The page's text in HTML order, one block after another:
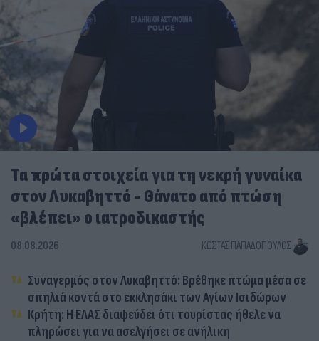
Τα πρώτα στοιχεία για τη νεκρή γυναίκα
στον Λυκαβηττό - Θάνατο από πτώση
«βλέπει» ο ιατροδικαστής
08.08.2026 ΚΏΣΤΑΣ ΠΑΠΑΔΌΠΟΥΛΟΣ
Συναγερμός στον Λυκαβηττό: Βρέθηκε πτώμα μέσα σε
σπηλιά κοντά στο εκκλησάκι των Αγίων Ισιδώρων
Κρήτη: Η ΕΛΑΣ διαψεύδει ότι τουρίστας ήθελε να
πληρώσει για να ασελγήσει σε ανήλικη